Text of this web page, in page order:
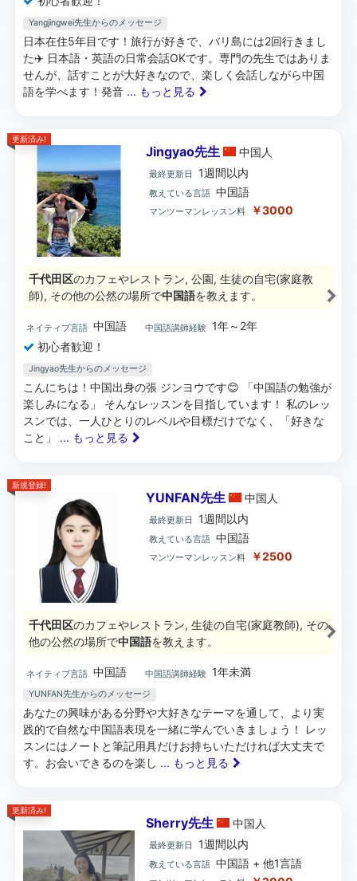
Yangjingwei先生からのメッセージ
日本在住5年目です！旅行が好きで、バリ島には2回行きまし
た✈️ 日本語・英語の日常会話OKです。専門の先生ではありま
せんが、話すことが大好きなので、楽しく会話しながら中国
語を学べます！発音 ... もっと見る
更新済み!
Jingyao先生 中国 人
最終更新日 1週間以内
教えている言語 中国語
マンツーマンレッスン料 ￥3000
千代田区のカフェやレストラン, 公園, 生徒の自宅(家庭教
師), その他の公然の場所で中国語を教えます。
ネイティブ言語 中国語 中国語講師経験 1年～2年
初心者歓迎！
Jingyao先生からのメッセージ
こんにちは！中国出身の張 ジンヨウです😊 「中国語の勉強が
楽しみになる」 そんなレッスンを目指しています！ 私のレッ
スンでは、一人ひとりのレベルや目標だけでなく、「好きな
こと」 ... もっと見る
新規登録!
YUNFAN先生 中国 人
最終更新日 1週間以内
教えている言語 中国語
マンツーマンレッスン料 ￥2500
千代田区のカフェやレストラン, 生徒の自宅(家庭教師), その
他の公然の場所で中国語を教えます。
ネイティブ言語 中国語 中国語講師経験 1年未満
YUNFAN先生からのメッセージ
あなたの興味がある分野や大好きなテーマを通して、より実
践的で自然な中国語表現を一緒に学んでいきましょう！ レッ
スンにはノートと筆記用具だけお持ちいただければ大丈夫で
す。お会いできるのを楽し ... もっと見る
更新済み!
Sherry先生 中国 人
最終更新日 1週間以内
教えている言語 中国語 + 他1言語